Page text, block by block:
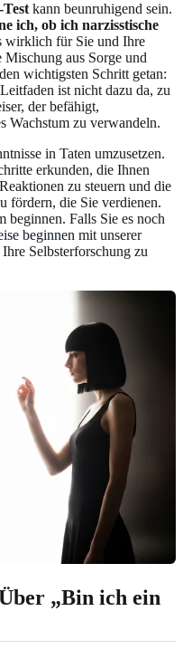
Test kann beunruhigend sein.
ich, ob ich narzisstische
wirklich für Sie und Ihre
Mischung aus Sorge und
wichtigsten Schritt getan:
ist nicht dazu da, zu
der befähigt,
Wachstum zu verwandeln.
in Taten umzusetzen.
erkunden, die Ihnen
zu steuern und die
fördern, die Sie verdienen.
beginnen. Falls Sie es noch
beginnen mit unserer
Selbsterforschung zu
„Bin ich ein